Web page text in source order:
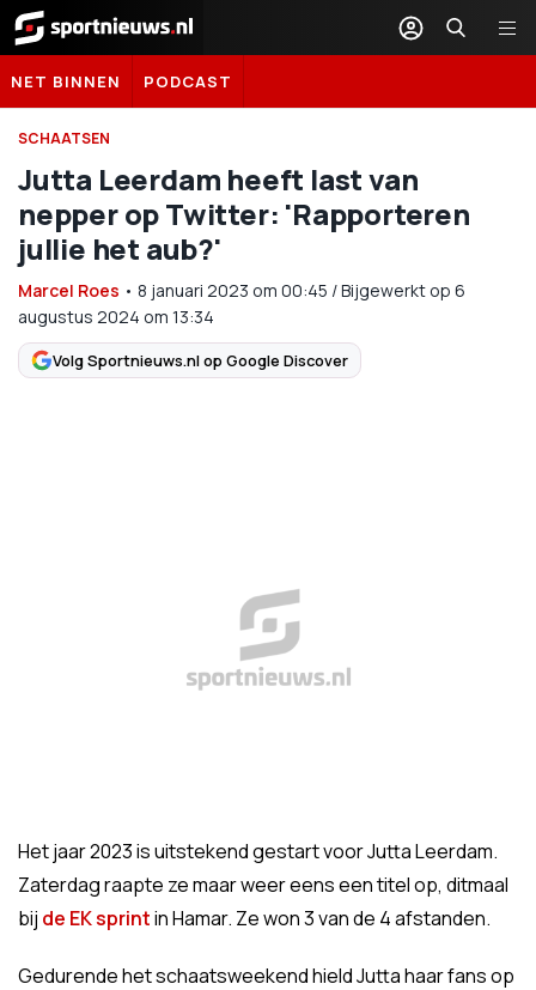
Sportnieuws.nl
NET BINNEN PODCAST
SCHAATSEN
Jutta Leerdam heeft last van
nepper op Twitter: 'Rapporteren
jullie het aub?'
Marcel Roes • 8 januari 2023 om 00:45 /Bijgewerkt op 6
augustus 2024 om 13:34
Volg Sportnieuws.nl op Google Discover
Het jaar 2023 is uitstekend gestart voor Jutta Leerdam.
Zaterdag raapte ze maar weer eens een titel op, ditmaal
bij de EK sprintin Hamar. Ze won 3 van de 4 afstanden.
Gedurende het schaatsweekend hield Jutta haar fans op